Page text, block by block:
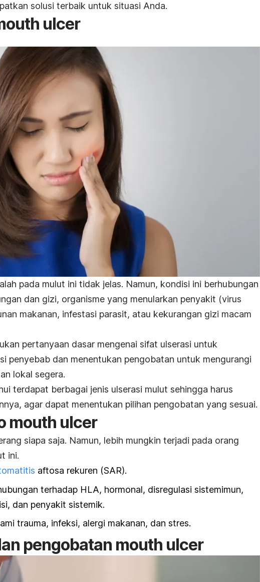
solusi terbaik untuk situasi Anda.
ulcer
pada mulut ini tidak jelas. Namun, kondisi ini berhubungan
dan gizi, organisme yang menularkan penyakit (virus
makanan, infestasi parasit, atau kekurangan gizi macam
pertanyaan dasar mengenai sifat ulserasi untuk
penyebab dan menentukan pengobatan untuk mengurangi
lokal segera.
terdapat berbagai jenis ulserasi mulut sehingga harus
agar dapat menentukan pilihan pengobatan yang sesuai.
mouth ulcer
siapa saja. Namun, lebih mungkin terjadi pada orang
ini.
aftosa rekuren (SAR).
terhadap HLA, hormonal, disregulasi sistemimun,
dan penyakit sistemik.
trauma, infeksi, alergi makanan, dan stres.
pengobatan mouth ulcer